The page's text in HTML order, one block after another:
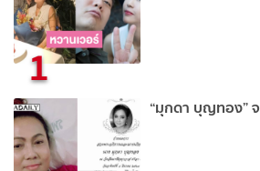
1
“มุกดา บุญทอง” จ